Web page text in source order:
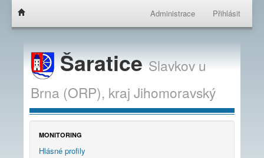
Administrace Přihlásit
ŠaraticeSlavkov u
Brna (ORP), kraj Jihomoravský
MONITORING
Hlásné profily